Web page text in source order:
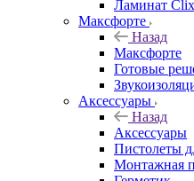
Ламинат
Максфорте
Назад
Максфорте
Готовые
Аксессуары
Назад
Аксессуары
Пистолеты
Монтажная